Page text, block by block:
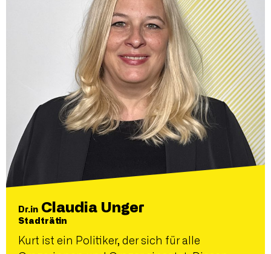
Dr.in Claudia Unger
Stadträtin
Kurt ist ein Politiker, der sich für alle